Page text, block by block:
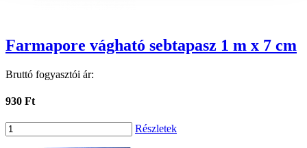
Farmapore vágható sebtapasz 1 m x 7 cm
Bruttó fogyasztói ár:
930 Ft
Részletek